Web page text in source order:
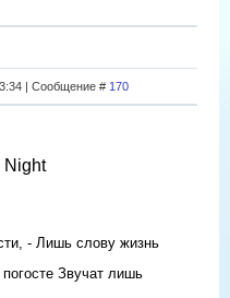
| Сообщение # 170
Night
- Лишь слову жизнь
Звучат лишь